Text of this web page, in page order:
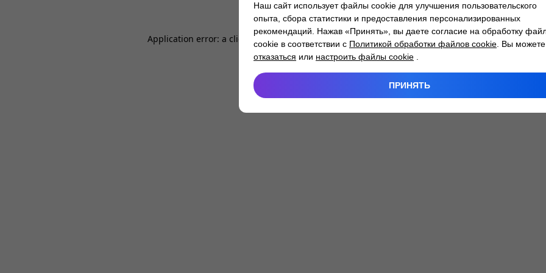
Application error: a client -side exception has occurred while loading atlantm.by (see the
Наш сайт использует файлы cookie для улучшения пользовательского
опыта, сбора статистики и предоставления персонализированных
рекомендаций. Нажав «Принять», вы даете согласие на обработку
cookie в соответствии с Политикой обработки файлов cookie . Вы можете
отказаться или настроить файлы cookie
ПРИНЯТЬ